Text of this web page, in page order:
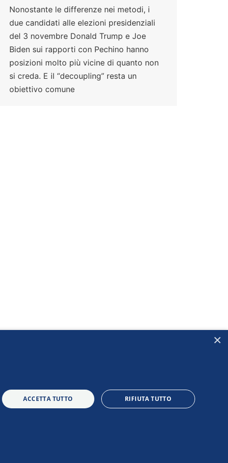
Nonostante le differenze nei metodi, i
due candidati alle elezioni presidenziali
del 3 novembre Donald Trump e Joe
Biden sui rapporti con Pechino hanno
posizioni molto più vicine di quanto non
si creda. E il “decoupling” resta un
obiettivo comune
×
ACCETTA TUTTO RIFIUTA TUTTO